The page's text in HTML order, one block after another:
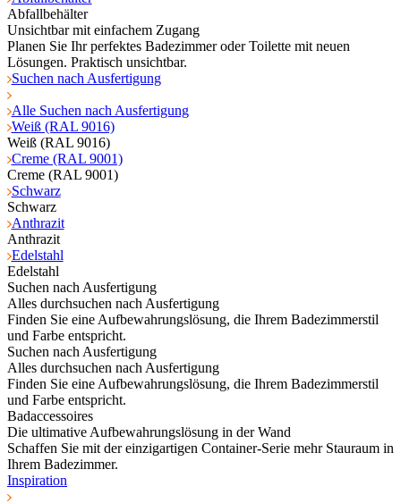
Abfallbehälter
Unsichtbar mit einfachem Zugang
Planen Sie Ihr perfektes Badezimmer oder Toilette mit neuen
Lösungen. Praktisch unsichtbar.
Suchen nach Ausfertigung
Alle Suchen nach Ausfertigung
Weiß (RAL 9016)
Weiß (RAL 9016)
Creme (RAL 9001)
Creme (RAL 9001)
Schwarz
Schwarz
Anthrazit
Anthrazit
Edelstahl
Edelstahl
Suchen nach Ausfertigung
Alles durchsuchen nach Ausfertigung
Finden Sie eine Aufbewahrungslösung, die Ihrem Badezimmerstil
und Farbe entspricht.
Suchen nach Ausfertigung
Alles durchsuchen nach Ausfertigung
Finden Sie eine Aufbewahrungslösung, die Ihrem Badezimmerstil
und Farbe entspricht.
Badaccessoires
Die ultimative Aufbewahrungslösung in der Wand
Schaffen Sie mit der einzigartigen Container-Serie mehr Stauraum in
Ihrem Badezimmer.
Inspiration